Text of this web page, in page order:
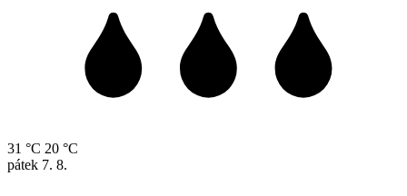
31 °C 20 °C
pátek 7. 8.